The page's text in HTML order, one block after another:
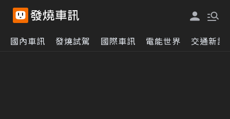
國內車訊 發燒試駕 國際車訊 電能世界 交通新訊